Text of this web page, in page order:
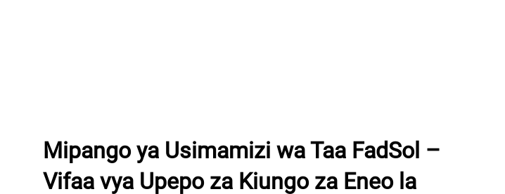
Mipango ya Usimamizi wa Taa FadSol –
Vifaa vya Upepo za Kiungo za Eneo la